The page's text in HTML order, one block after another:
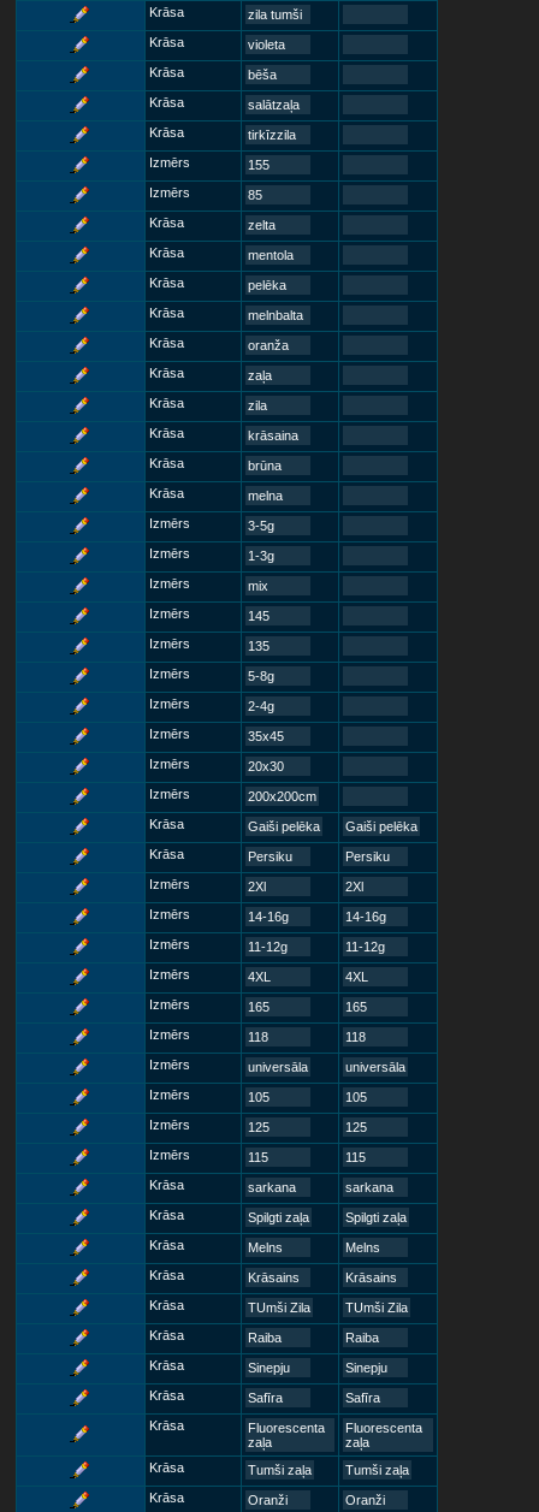
Krāsa
zila tumši
Krāsa
violeta
Krāsa
bēša
Krāsa
salātzaļa
Krāsa
tirkīzzila
Izmērs
155
Izmērs
85
Krāsa
zelta
Krāsa
mentola
Krāsa
pelēka
Krāsa
melnbalta
Krāsa
oranža
Krāsa
zaļa
Krāsa
zila
Krāsa
krāsaina
Krāsa
brūna
Krāsa
melna
Izmērs
3-5g
Izmērs
1-3g
Izmērs
mix
Izmērs
145
Izmērs
135
Izmērs
5-8g
Izmērs
2-4g
Izmērs
35x45
Izmērs
20x30
Izmērs
200x200cm
Krāsa
Gaiši pelēka
Gaiši pelēka
Krāsa
Persiku
Persiku
Izmērs
2Xl
2Xl
Izmērs
14-16g
14-16g
Izmērs
11-12g
11-12g
Izmērs
4XL
4XL
Izmērs
165
165
Izmērs
118
118
Izmērs
universāla
universāla
Izmērs
105
105
Izmērs
125
125
Izmērs
115
115
Krāsa
sarkana
sarkana
Krāsa
Spilgti zaļa
Spilgti zaļa
Krāsa
Melns
Melns
Krāsa
Krāsains
Krāsains
Krāsa
TUmši Zila
TUmši Zila
Krāsa
Raiba
Raiba
Krāsa
Sinepju
Sinepju
Krāsa
Safīra
Safīra
Krāsa
Fluorescenta
zaļa
Fluorescenta
zaļa
Krāsa
Tumši zaļa
Tumši zaļa
Krāsa
Oranži Oranži